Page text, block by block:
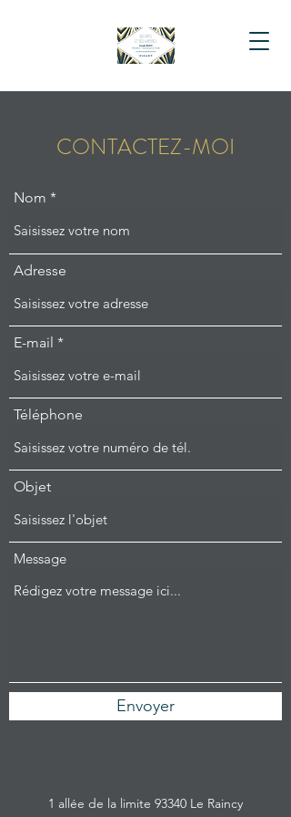
CONTACTEZ-MOI
Nom
Adresse
E-mail
Téléphone
Objet
Message
Envoyer
1 allée de la limite 93340 Le Raincy